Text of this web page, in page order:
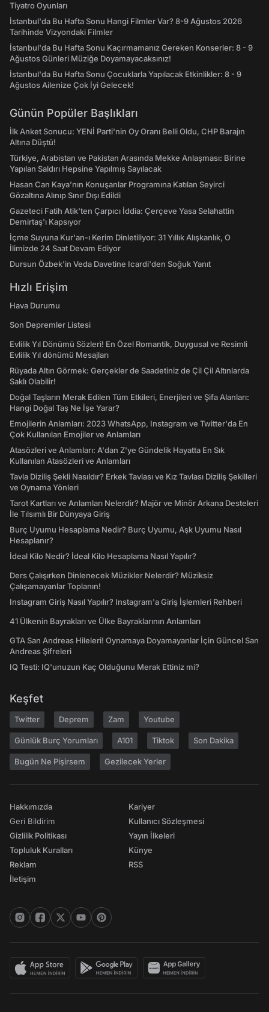
Tiyatro Oyunları
İstanbul'da Bu Hafta Sonu Hangi Filmler Var? 8-9 Ağustos 2026
Tarihinde Vizyondaki Filmler
İstanbul'da Bu Hafta Sonu Kaçırmamanız Gereken Konserler: 8 - 9
Ağustos Günleri Müziğe Doyamayacaksınız!
İstanbul'da Bu Hafta Sonu Çocuklarla Yapılacak Etkinlikler: 8 - 9
Ağustos Ailenize Çok İyi Gelecek!
Günün Popüler Başlıkları
İlk Anket Sonucu: YENİ Parti'nin Oy Oranı Belli Oldu, CHP Barajın
Altına Düştü!
Türkiye, Arabistan ve Pakistan Arasında Mekke Anlaşması: Birine
Yapılan Saldırı Hepsine Yapılmış Sayılacak
Hasan Can Kaya’nın Konuşanlar Programına Katılan Seyirci
Gözaltına Alınıp Sınır Dışı Edildi
Gazeteci Fatih Atik'ten Çarpıcı İddia: Çerçeve Yasa Selahattin
Demirtaş'ı Kapsıyor
İçme Suyuna Kur'an-ı Kerim Dinletiliyor: 31 Yıllık Alışkanlık, O
İlimizde 24 Saat Devam Ediyor
Dursun Özbek'in Veda Davetine Icardi'den Soğuk Yanıt
Hızlı Erişim
Hava Durumu
Son Depremler Listesi
Evlilik Yıl Dönümü Sözleri! En Özel Romantik, Duygusal ve Resimli
Evlilik Yıl dönümü Mesajları
Rüyada Altın Görmek: Gerçekler de Saadetiniz de Çil Çil Altınlarda
Saklı Olabilir!
Doğal Taşların Merak Edilen Tüm Etkileri, Enerjileri ve Şifa Alanları:
Hangi Doğal Taş Ne İşe Yarar?
Emojilerin Anlamları: 2023 WhatsApp, Instagram ve Twitter'da En
Çok Kullanılan Emojiler ve Anlamları
Atasözleri ve Anlamları: A'dan Z'ye Gündelik Hayatta En Sık
Kullanılan Atasözleri ve Anlamları
Tavla Diziliş Şekli Nasıldır? Erkek Tavlası ve Kız Tavlası Diziliş Şekilleri
ve Oynama Yönleri
Tarot Kartları ve Anlamları Nelerdir? Majör ve Minör Arkana Desteleri
İle Tılsımlı Bir Dünyaya Giriş
Burç Uyumu Hesaplama Nedir? Burç Uyumu, Aşk Uyumu Nasıl
Hesaplanır?
İdeal Kilo Nedir? İdeal Kilo Hesaplama Nasıl Yapılır?
Ders Çalışırken Dinlenecek Müzikler Nelerdir? Müziksiz
Çalışamayanlar Toplanın!
Instagram Giriş Nasıl Yapılır? Instagram'a Giriş İşlemleri Rehberi
41 Ülkenin Bayrakları ve Ülke Bayraklarının Anlamları
GTA San Andreas Hileleri! Oynamaya Doyamayanlar İçin Güncel San
Andreas Şifreleri
IQ Testi: IQ'unuzun Kaç Olduğunu Merak Ettiniz mi?
Keşfet
Twitter Deprem Zam Youtube
Günlük Burç Yorumları A101 Tiktok Son Dakika
Bugün Ne Pişirsem Gezilecek Yerler
Hakkımızda
Geri Bildirim
Gizlilik Politikası
Topluluk Kuralları
Reklam
İletişim
Kariyer
Kullanıcı Sözleşmesi
Yayın İlkeleri
Künye
RSS